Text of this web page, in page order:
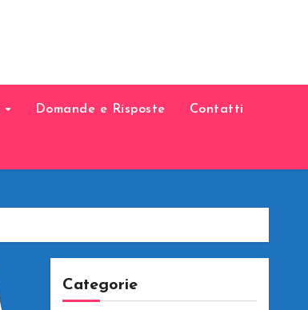
Domande e Risposte Contatti
Categorie